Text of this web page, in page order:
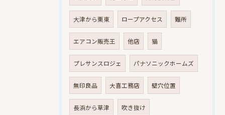
大津から栗東 ロープアクセス 難所
エアコン販売王 他店 猫
プレサンスロジェ パナソニックホームズ
無印良品 大喜工務店 壁穴位置
長浜から草津 吹き抜け